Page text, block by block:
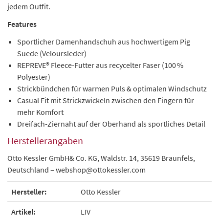
jedem Outfit.
Features
Sportlicher Damenhandschuh aus hochwertigem Pig
Suede (Veloursleder)
REPREVE® Fleece-Futteraus recycelter Faser (100 %
Polyester)
Strickbündchen für warmen Puls & optimalen Windschutz
Casual Fit mit Strickzwickeln zwischen den Fingern für
mehr Komfort
Dreifach-Ziernahtauf der Oberhand als sportliches Detail
Herstellerangaben
Otto Kessler GmbH& Co. KG, Waldstr. 14, 35619 Braunfels,
Deutschland – webshop@ottokessler.com
Hersteller: Otto Kessler
Artikel: LIV